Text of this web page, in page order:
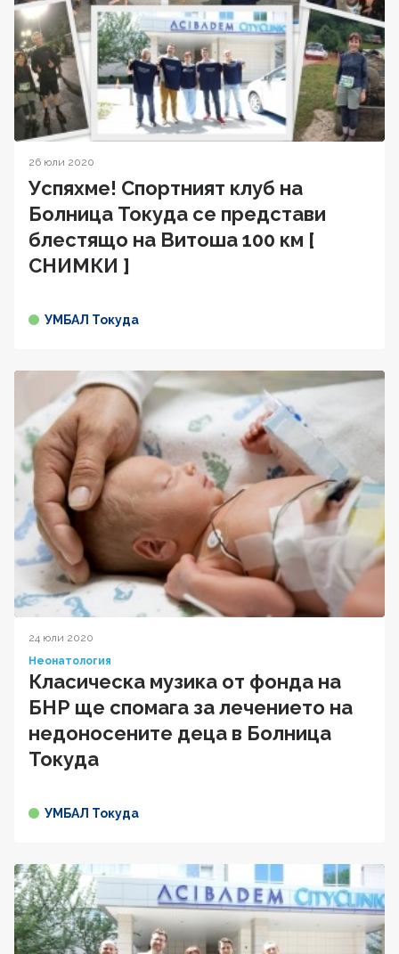
26 юли 2020
Успяхме! Спортният клуб на
Болница Токуда се представи
блестящо на Витоша 100 км [
СНИМКИ ]
УМБАЛ Токуда
24 юли 2020
Неонатология
Класическа музика от фонда на
БНР ще спомага за лечението на
недоносените деца в Болница
Токуда
УМБАЛ Токуда